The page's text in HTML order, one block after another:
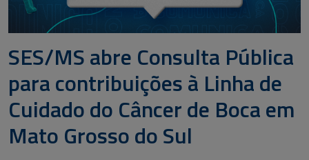
SES/MS abre Consulta Pública
para contribuições à Linha de
Cuidado do Câncer de Boca em
Mato Grosso do Sul